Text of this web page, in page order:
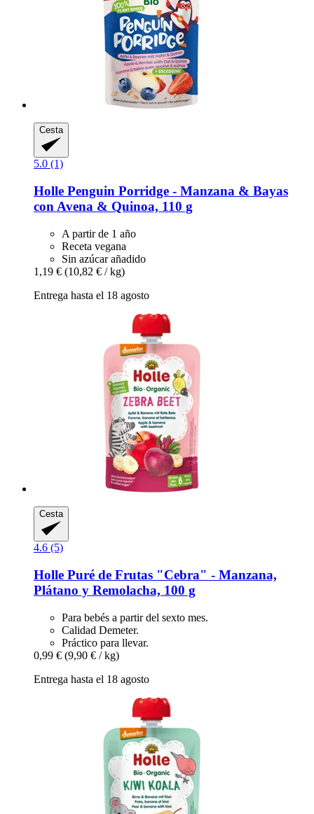
Cesta
5.0 (1)
Holle Penguin Porridge -​ Manzana & Bayas
con Avena & Quinoa, 110 g
A partir de 1 año
Receta vegana
Sin azúcar añadido
1,19 € (10,82 € / kg)
Entrega hasta el 18 agosto
Cesta
4.6 (5)
Holle Puré de Frutas "Cebra" -​ Manzana,
Plátano y Remolacha, 100 g
Para bebés a partir del sexto mes.
Calidad Demeter.
Práctico para llevar.
0,99 € (9,90 € / kg)
Entrega hasta el 18 agosto